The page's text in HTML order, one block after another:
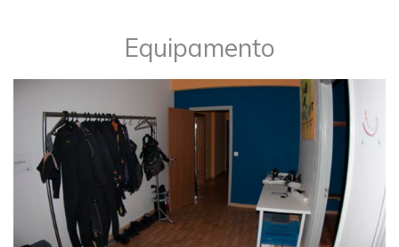
Equipamento